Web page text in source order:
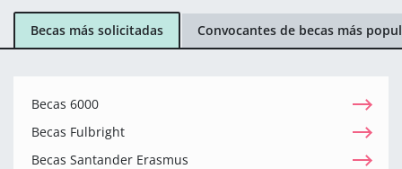
Becas más solicitadas Convocantes de becas más
Becas 6000
Becas Fulbright
Becas Santander Erasmus